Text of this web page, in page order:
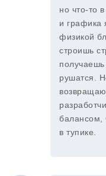
но что-то
и графика
физикой
строишь
рушатся.
балансом,
в тупике.